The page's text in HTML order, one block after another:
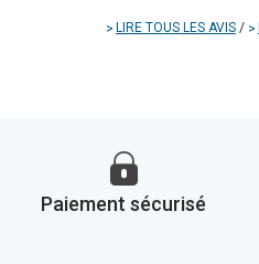
LIRE TOUS LES AVIS /
Paiement sécurisé